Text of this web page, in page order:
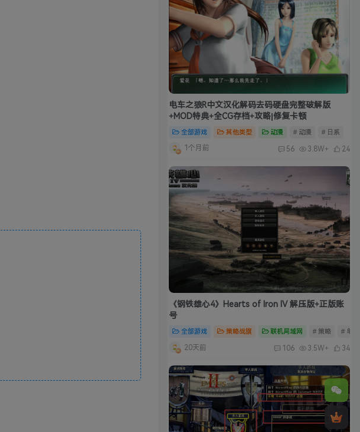
电车之狼R中文汉化解码去码硬盘完整破解版
+MOD特典+全CG存档+攻略|修复卡顿
全部游戏 其他类型 动漫 # 动漫 # 日系
1个月前 56 3.8W+ 24
《钢铁雄心4》Hearts of Iron IV 解压版+正版账
号
全部游戏 策略战旗 联机局域网 # 策略 # 单
20天前 106 3.5W+ 34